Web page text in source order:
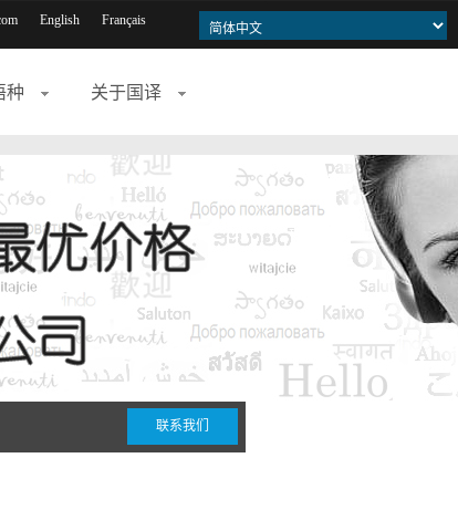
English Français
种 关于国译
联系我们